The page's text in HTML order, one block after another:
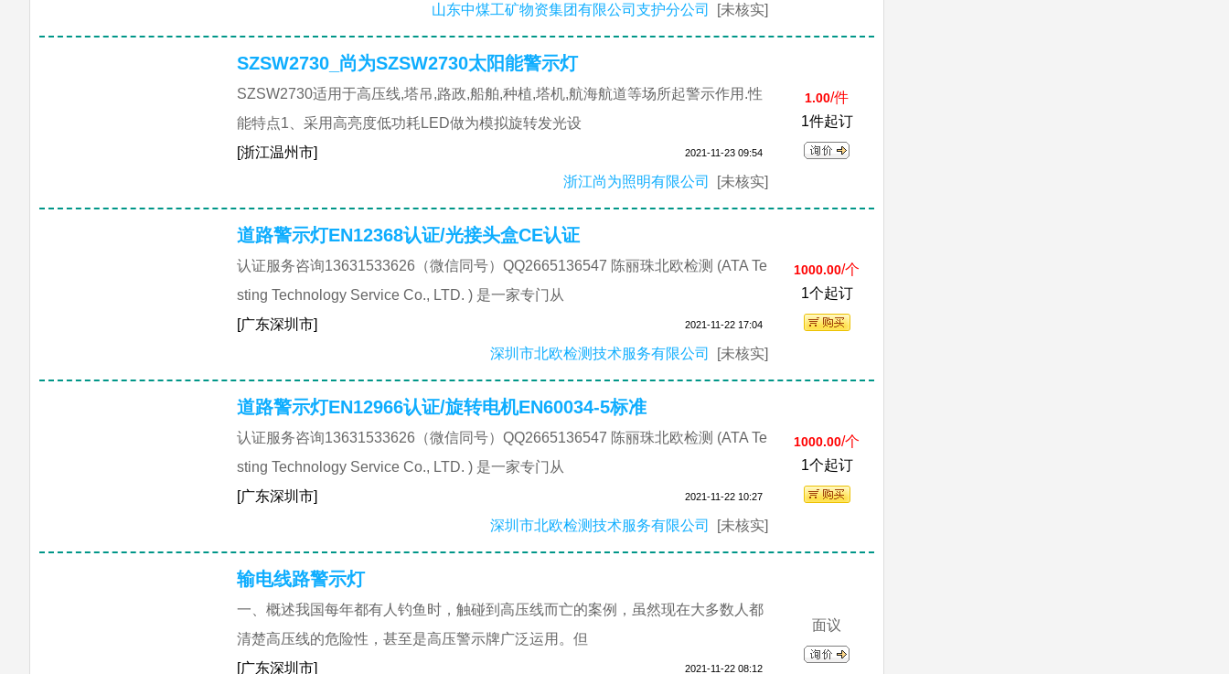
山东中煤工矿物资集团有限公司支护分公司
[未核实]
SZSW2730_尚为SZSW2730太阳能警示灯
SZSW2730适用于高压线,塔吊,路政,船舶,种植,塔机,航海航道等场所起警示作用.性
能特点1、采用高亮度低功耗LED做为模拟旋转发光设
2021-11-23 09:54
[浙江温州市]
浙江尚为照明有限公司
[未核实]
1.00/件
1件起订
道路警示灯EN12368认证/光接头盒CE认证
认证服务咨询13631533626（微信同号）QQ2665136547 陈丽珠北欧检测 (ATA Te
sting Technology Service Co., LTD. ) 是一家专门从
2021-11-22 17:04
[广东深圳市]
深圳市北欧检测技术服务有限公司
[未核实]
1000.00/个
1个起订
道路警示灯EN12966认证/旋转电机EN60034-5标准
认证服务咨询13631533626（微信同号）QQ2665136547 陈丽珠北欧检测 (ATA Te
sting Technology Service Co., LTD. ) 是一家专门从
2021-11-22 10:27
[广东深圳市]
深圳市北欧检测技术服务有限公司
[未核实]
1000.00/个
1个起订
输电线路警示灯
一、概述我国每年都有人钓鱼时，触碰到高压线而亡的案例，虽然现在大多数人都
清楚高压线的危险性，甚至是高压警示牌广泛运用。但
2021-11-22 08:12
[广东深圳市]
面议